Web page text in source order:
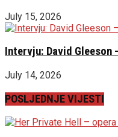
July 15, 2026
Intervju: David Gleeson
July 14, 2026
POSLJEDNJE VIJESTI